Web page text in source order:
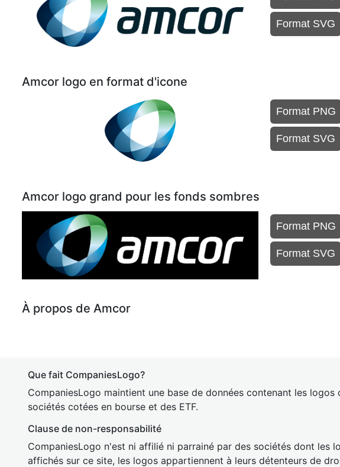
Format SVG
Amcor logo en format d'icone
Format PNG
Format SVG
Amcor logo grand pour les fonds sombres
Format PNG
Format SVG
À propos de Amcor
Que fait CompaniesLogo?
CompaniesLogo maintient une base de données contenant les logos
sociétés cotées en bourse et des ETF.
Clause de non-responsabilité
CompaniesLogo n'est ni affilié ni parrainé par des sociétés dont les
affichés sur ce site, les logos appartiennent à leurs détenteurs de